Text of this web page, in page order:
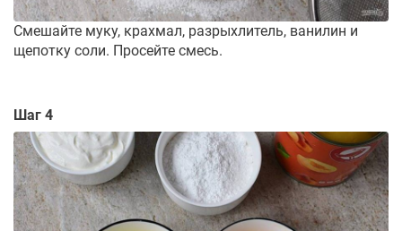
Смешайте муку, крахмал, разрыхлитель, ванилин и
щепотку соли. Просейте смесь.
Шаг 4